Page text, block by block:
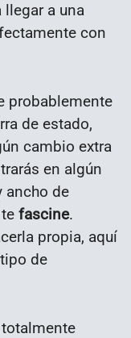
a una
con
probablemente
de estado,
cambio extra
en algún
ancho de
fascine.
propia, aquí
de